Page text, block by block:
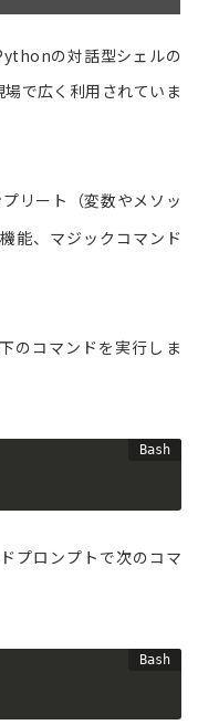
の対話型シェルの
で広く利用されていま
リート（変数やメソッ
能、マジックコマンド
のコマンドを実行しま
プロンプトで次のコマ